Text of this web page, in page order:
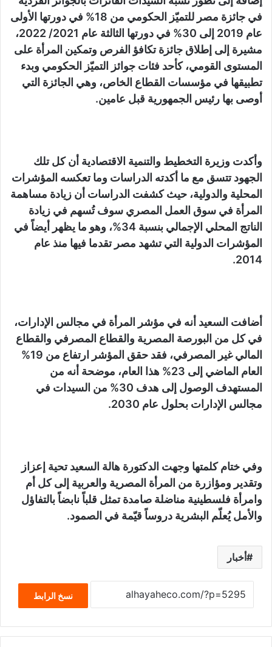
في جائزة مصر للتميّز الحكومي من 18% في دورتها الأولى
عام 2019 إلى 30% في دورتها الثالثة عام 2021/ 2022،
مشيرة إلى إطلاق جائزة تكافؤ الفرص وتمكين المرأة على
المستوى القومي، كأحد فئات جوائز التميّز الحكومي وبدء
تطبيقها في مؤسسات القطاع الخاص، وهي الجائزة التي
أوصى بها رئيس الجمهورية قبل عامين.
وأكدت وزيرة التخطيط والتنمية الاقتصادية أن كل تلك
الجهود تتسق مع ما أكدته الدراسات وما تعكسه المؤشرات
المحلية والدولية، حيث كشفت الدراسات أن زيادة مساهمة
المرأة في سوق العمل المصري سوف تُسهم في زيادة
الناتج المحلي الإجمالي بنسبة 34%، وهو ما يظهر أيضاً في
المؤشرات الدولية التي تشهد مصر تقدما فيها منذ عام
2014.
أضافت السعيد أنه في مؤشر المرأة في مجالس الإدارات،
في كل من البورصة المصرية والقطاع المصرفي والقطاع
المالي غير المصرفي، فقد حقق المؤشر ارتفاع من 19%
العام الماضي إلى 23% هذا العام، موضحة أنه من
المستهدف الوصول إلى هدف 30% من السيدات في
مجالس الإدارات بحلول عام 2030.
وفي ختام كلمتها وجهت الدكتورة هالة السعيد تحية إعزاز
وتقدير ومؤازرة من المرأة المصرية والعربية إلى كل أم
وامرأة فلسطينية مناضلة صامدة تمثل قلباً نابضاً بالتفاؤل
والأمل يُعلّم البشرية دروساً قيّمة في الصمود.
أخبار
نسخ الرابط